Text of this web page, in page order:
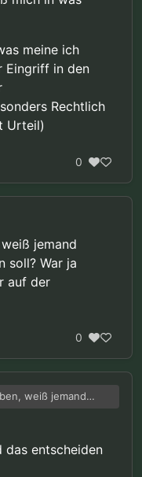
meine ich
Eingriff in den
Rechtlich
Urteil)
0
jemand
soll? War ja
auf der
0
weiß jemand
soll? War ja
auf der
das entscheiden